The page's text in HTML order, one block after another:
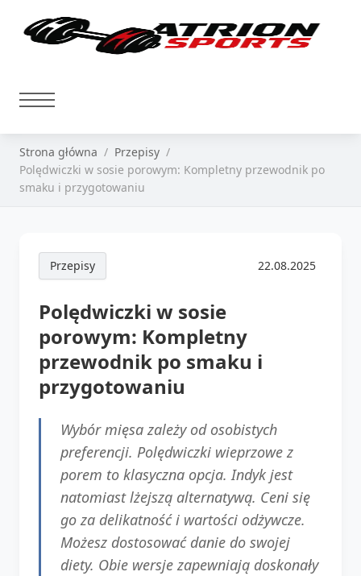
Strona główna
Przepisy
Polędwiczki w sosie porowym: Kompletny przewodnik po
smaku i przygotowaniu
Przepisy 22.08.2025
Polędwiczki w sosie
porowym: Kompletny
przewodnik po smaku i
przygotowaniu
Wybór mięsa zależy od osobistych
preferencji. Polędwiczki wieprzowe z
porem to klasyczna opcja. Indyk jest
natomiast lżejszą alternatywą. Ceni się
go za delikatność i wartości odżywcze.
Możesz dostosować danie do swojej
diety. Obie wersje zapewniają doskonały